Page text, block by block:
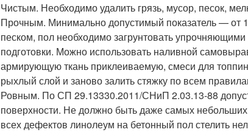
Чистым. Необходимо удалить грязь, мусор, песок,
Прочным. Минимально допустимый показатель — от
песком, пол необходимо загрунтовать
подготовки. Можно использовать наливной
армирующую ткань приклеиваемую, смеси для
рыхлый слой и заново залить стяжку по всем
Ровным. По СП 29.13330.2011/СНиП 2.03.13-88
поверхности. Не должно быть даже самых
всех дефектов линолеум на бетонный пол стелить